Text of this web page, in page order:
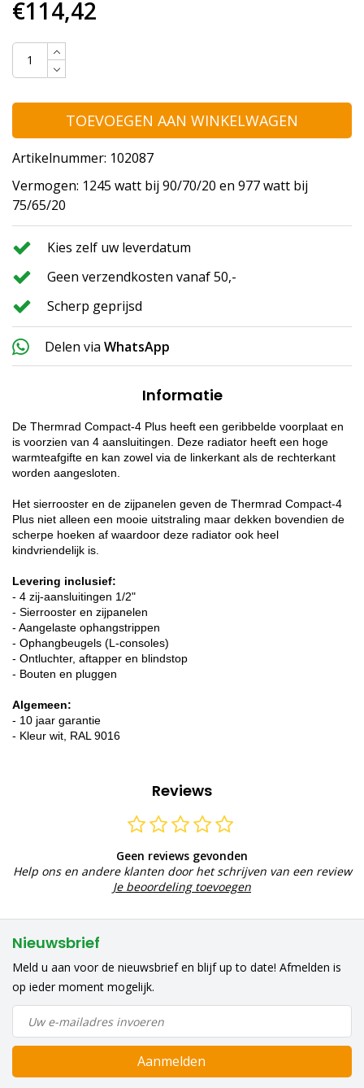
€114,42
TOEVOEGEN AAN WINKELWAGEN
Artikelnummer: 102087
Vermogen: 1245 watt bij 90/70/20 en 977 watt bij
75/65/20
Kies zelf uw leverdatum
Geen verzendkosten vanaf 50,-
Scherp geprijsd
Delen via WhatsApp
Informatie
De Thermrad Compact-4 Plus heeft een geribbelde voorplaat en
is voorzien van 4 aansluitingen. Deze radiator heeft een hoge
warmteafgifte en kan zowel via de linkerkant als de rechterkant
worden aangesloten.
Het sierrooster en de zijpanelen geven de Thermrad Compact-4
Plus niet alleen een mooie uitstraling maar dekken bovendien de
scherpe hoeken af waardoor deze radiator ook heel
kindvriendelijk is.
Levering inclusief:
- 4 zij-aansluitingen 1/2"
- Sierrooster en zijpanelen
- Aangelaste ophangstrippen
- Ophangbeugels (L-consoles)
- Ontluchter, aftapper en blindstop
- Bouten en pluggen
Algemeen:
- 10 jaar garantie
- Kleur wit, RAL 9016
Reviews
Geen reviews gevonden
Help ons en andere klanten door het schrijven van een review
Je beoordeling toevoegen
Nieuwsbrief
Meld u aan voor de nieuwsbrief en blijf up to date! Afmelden is
op ieder moment mogelijk.
Aanmelden